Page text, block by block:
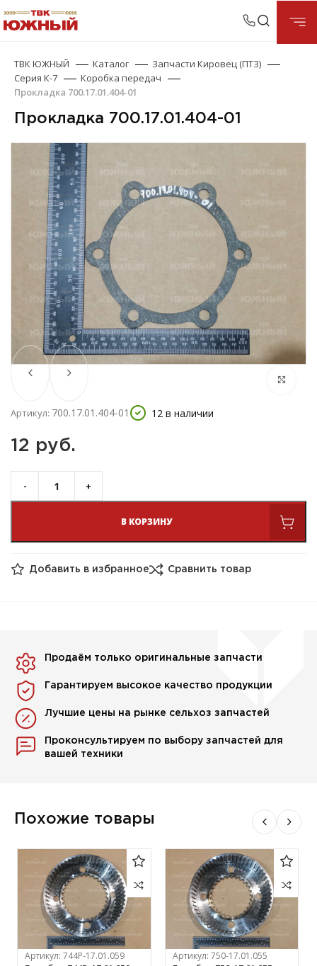
ТВК ЮЖНЫЙ Каталог
Запчасти Кировец (ПТЗ)
Серия К-7
Коробка передач
Прокладка 700.17.01.404-01
Прокладка 700.17.01.404-01
Артикул: 700.17.01.404-01 12 в наличии
12 руб.
В КОРЗИНУ
Добавить в избранное Сравнить товар
Продаём только оригинальные запчасти
Гарантируем высокое качество продукции
Лучшие цены на рынке сельхоз запчастей
Проконсультируем по выбору запчастей для
вашей техники
Похожие товары
Артикул:744Р-17.01.059 Артикул: 750-17.01.055